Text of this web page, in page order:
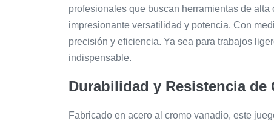
profesionales que buscan herramientas de
impresionante versatilidad y potencia. Con
precisión y eficiencia. Ya sea para trabajos
indispensable.
Durabilidad y Resistencia de
Fabricado en acero al cromo vanadio, este